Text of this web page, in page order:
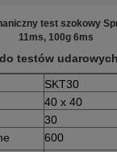
test szokowy
11ms, 100g 6ms
testów
SKT30
40 x 40
30
600